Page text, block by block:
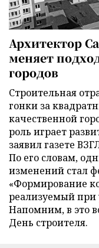
Архитектор
меняет
городов
Строительная
гонки за
качественной
роль играет
заявил газете
По его словам,
изменений стал
«Формирование
реализуемый при
Напомним, в это
День строителя.